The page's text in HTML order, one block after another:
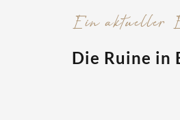
Ein aktueller
Die Ruine in